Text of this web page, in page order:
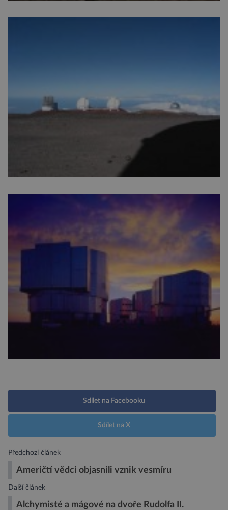
Sdílet na Facebooku
Sdílet na X
Předchozí článek
Američtí vědci objasnili vznik vesmíru
Další článek
Alchymisté a mágové na dvoře Rudolfa II.